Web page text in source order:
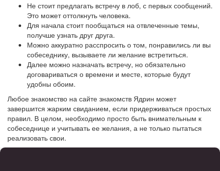
Не стоит предлагать встречу в лоб, с первых сообщений.
Это может оттолкнуть человека.
Для начала стоит пообщаться на отвлеченные темы,
получше узнать друг друга.
Можно аккуратно расспросить о том, понравились ли вы
собеседнику, вызываете ли желание встретиться.
Далее можно назначать встречу, но обязательно
договариваться о времени и месте, которые будут
удобны обоим.
Любое знакомство на сайте знакомств Ядрин может
завершится жарким свиданием, если придерживаться простых
правил. В целом, необходимо просто быть внимательным к
собеседнице и учитывать ее желания, а не только пытаться
реализовать свои.